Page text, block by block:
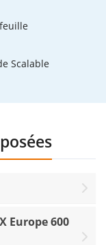
Scalable
Europe 600